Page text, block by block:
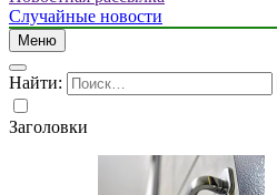
Случайные новости
Меню
Найти:
Заголовки